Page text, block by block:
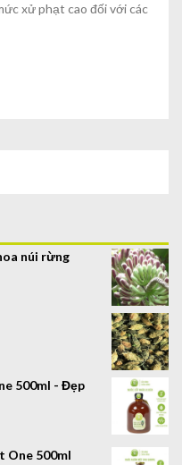
xử phạt cao đối với các
núi rừng
500ml - Đẹp
One 500ml